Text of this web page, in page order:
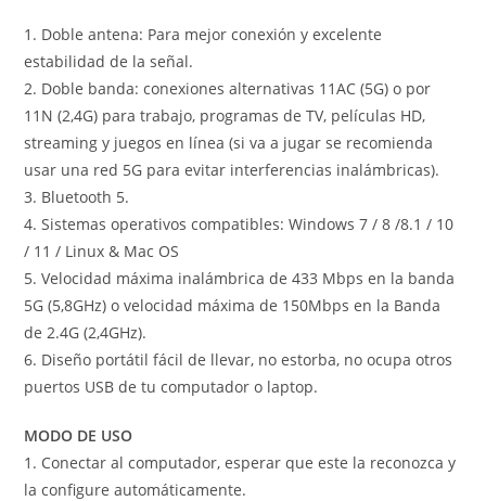
1. Doble antena: Para mejor conexión y excelente
estabilidad de la señal.
2. Doble banda: conexiones alternativas 11AC (5G) o por
11N (2,4G) para trabajo, programas de TV, películas HD,
streaming y juegos en línea (si va a jugar se recomienda
usar una red 5G para evitar interferencias inalámbricas).
3. Bluetooth 5.
4. Sistemas operativos compatibles: Windows 7 / 8 /8.1 / 10
/ 11 / Linux & Mac OS
5. Velocidad máxima inalámbrica de 433 Mbps en la banda
5G (5,8GHz) o velocidad máxima de 150Mbps en la Banda
de 2.4G (2,4GHz).
6. Diseño portátil fácil de llevar, no estorba, no ocupa otros
puertos USB de tu computador o laptop.
MODO DE USO
1. Conectar al computador, esperar que este la reconozca y
la configure automáticamente.